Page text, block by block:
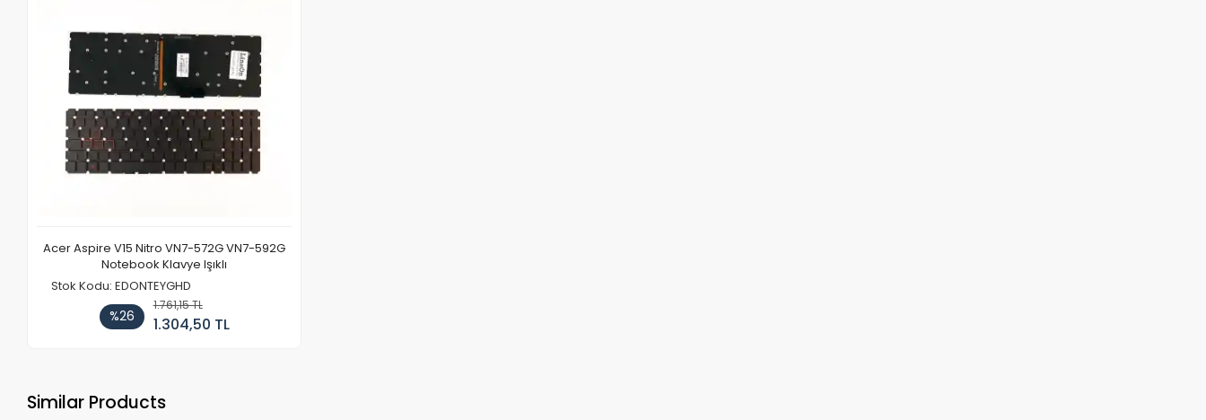
Acer Aspire V15 Nitro VN7-572G VN7-592G
Notebook Klavye Işıklı
Stok Kodu: EDONTEYGHD
%26
1.761,15 TL
1.304,50 TL
Similar Products